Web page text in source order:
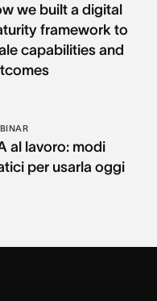
we built a digital
framework to
capabilities and
al lavoro: modi
per usarla oggi